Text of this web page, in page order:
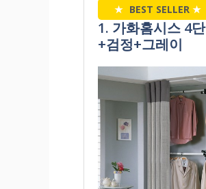
★ BEST SELLER ★
1. 가화홈시스 4
+검정+그레이